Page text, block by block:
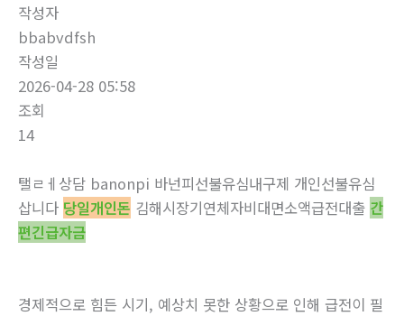
작성자
bbabvdfsh
작성일
2026-04-28 05:58
조회
14
탤ㄹㅔ상담 banonpi 바넌피선불유심내구제 개인선불유심
삽니다 당일개인돈 김해시장기연체자비대면소액급전대출 간
편긴급자금
경제적으로 힘든 시기, 예상치 못한 상황으로 인해 급전이 필